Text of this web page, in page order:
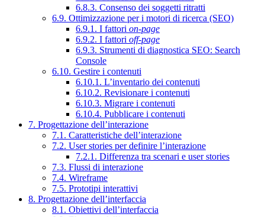
6.8.3. Consenso dei soggetti ritratti
6.9. Ottimizzazione per i motori di ricerca (SEO)
6.9.1. I fattori on-page
6.9.2. I fattori off-page
6.9.3. Strumenti di diagnostica SEO: Search
Console
6.10. Gestire i contenuti
6.10.1. L’inventario dei contenuti
6.10.2. Revisionare i contenuti
6.10.3. Migrare i contenuti
6.10.4. Pubblicare i contenuti
7. Progettazione dell’interazione
7.1. Caratteristiche dell’interazione
7.2. User stories per definire l’interazione
7.2.1. Differenza tra scenari e user stories
7.3. Flussi di interazione
7.4. Wireframe
7.5. Prototipi interattivi
8. Progettazione dell’interfaccia
8.1. Obiettivi dell’interfaccia